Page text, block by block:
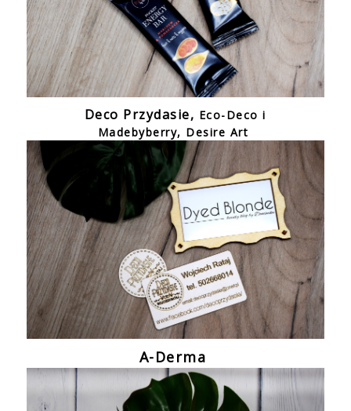
Deco Przydasie, Eco-Deco i
Madebyberry, Desire Art
A-Derma